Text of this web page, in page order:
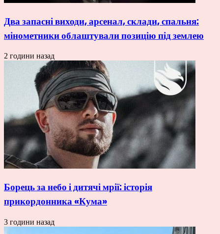
Два запасні виходи, арсенал, склади, спальня:
мінометники облаштували позицію під землею
2 години назад
Борець за небо і дитячі мрії: історія
прикордонника «Кума»
3 години назад